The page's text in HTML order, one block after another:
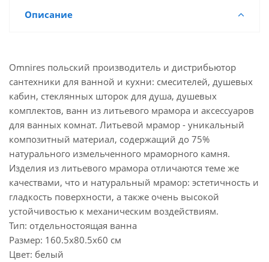
Описание
Omnires польский производитель и дистрибьютор
сантехники для ванной и кухни: смесителей, душевых
кабин, стеклянных шторок для душа, душевых
комплектов, ванн из литьевого мрамора и аксессуаров
для ванных комнат. Литьевой мрамор - уникальный
композитный материал, содержащий до 75%
натурального измельченного мраморного камня.
Изделия из литьевого мрамора отличаются теме же
качествами, что и натуральный мрамор: эстетичность и
гладкость поверхности, а также очень высокой
устойчивостью к механическим воздействиям.
Тип: отдельностоящая ванна
Размер: 160.5x80.5x60 cм
Цвет: белый